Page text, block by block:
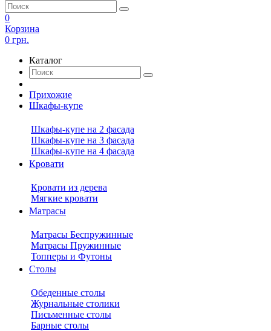
0
Корзина
0 грн.
Каталог
Прихожие
Шкафы-купе
Шкафы-купе на 2 фасада
Шкафы-купе на 3 фасада
Шкафы-купе на 4 фасада
Кровати
Кровати из дерева
Мягкие кровати
Матрасы
Матрасы Беспружинные
Матрасы Пружинные
Топперы и Футоны
Столы
Обеденные столы
Журнальные столики
Письменные столы
Барные столы